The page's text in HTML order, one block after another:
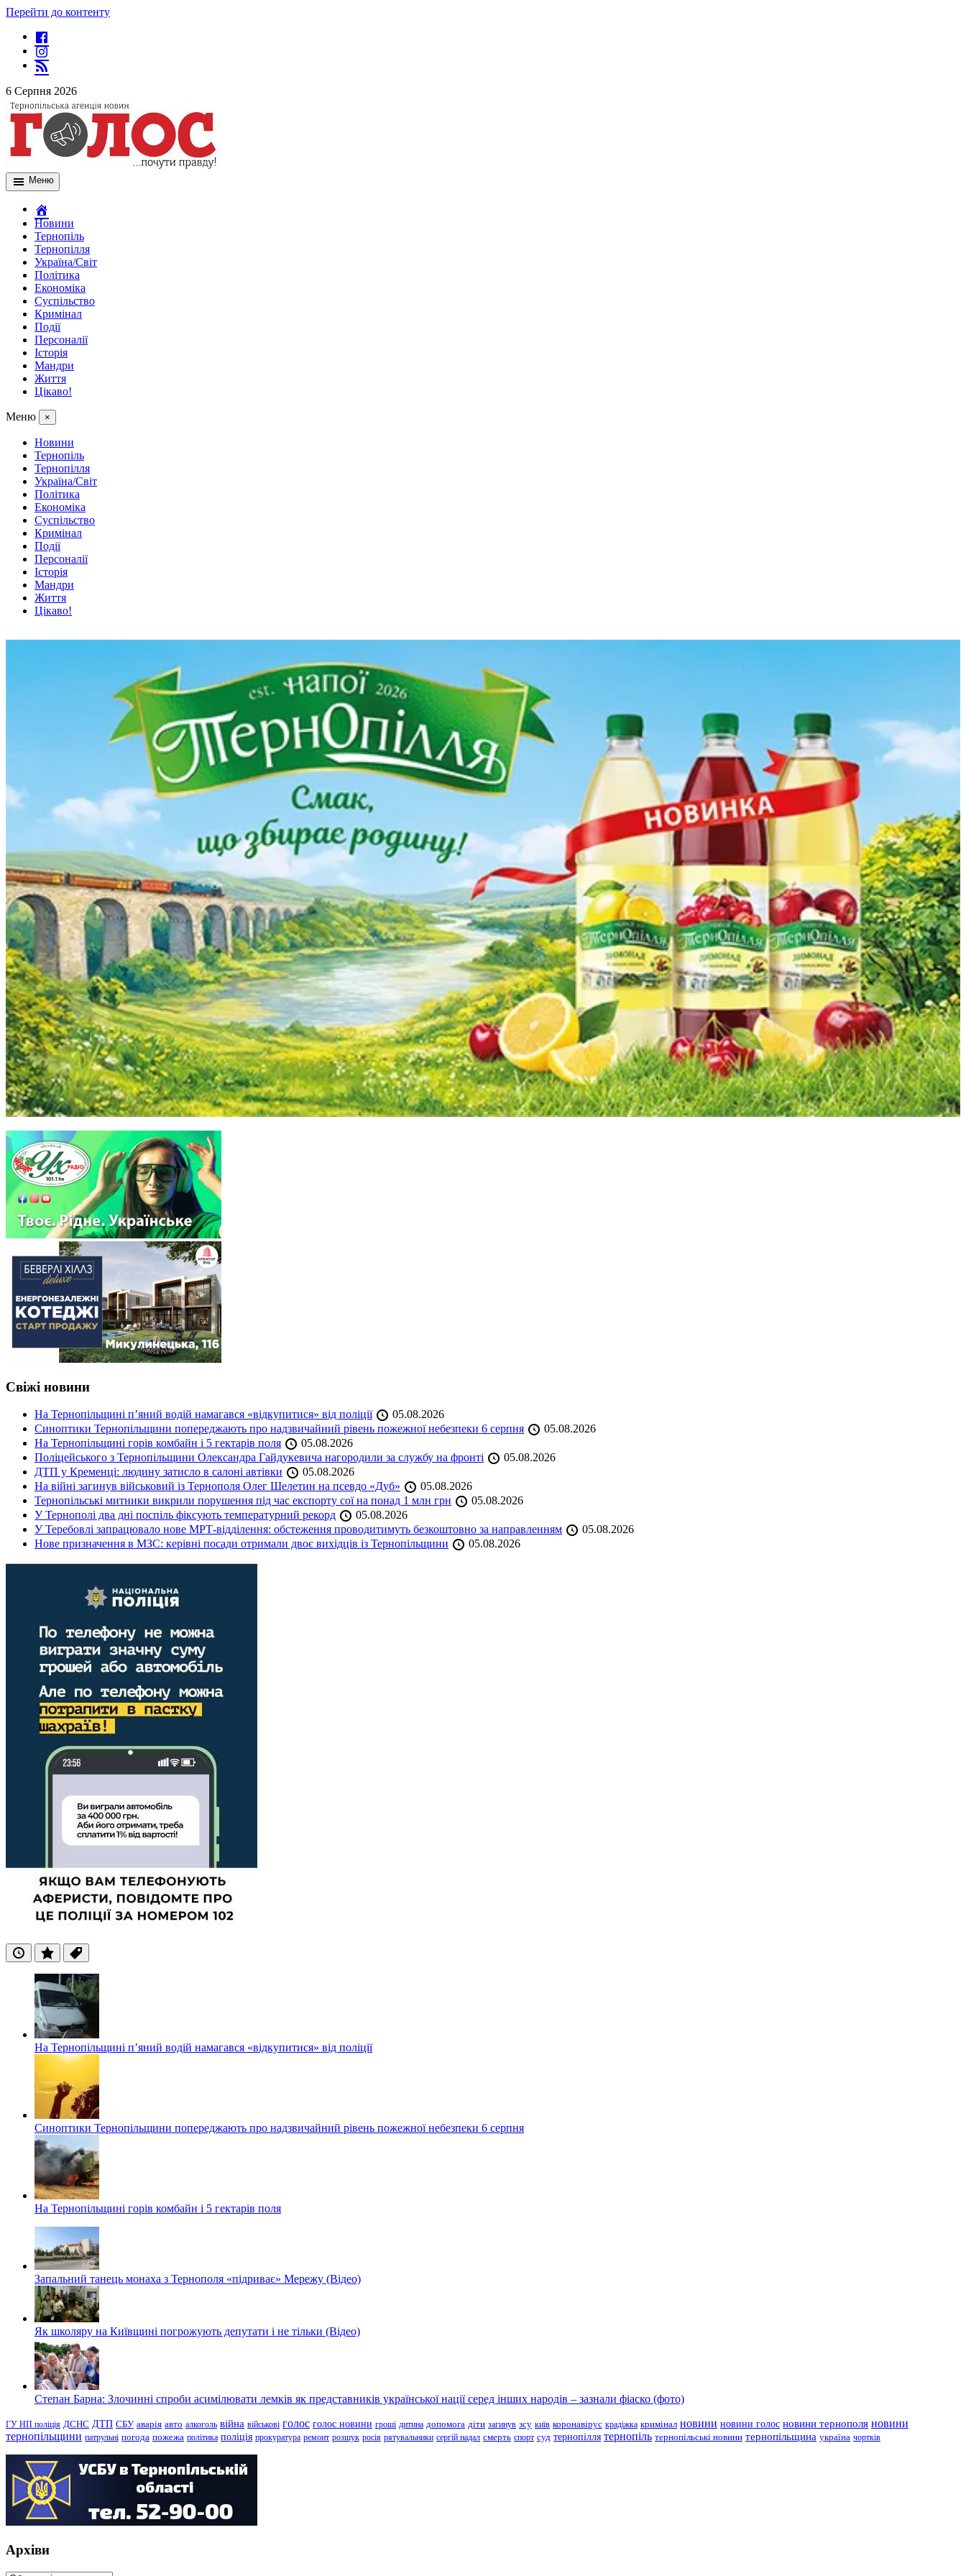
Перейти до контенту
6 Серпня 2026
Меню
Новини
Тернопіль
Тернопілля
Україна/Світ
Політика
Економіка
Суспільство
Кримінал
Події
Персоналії
Історія
Мандри
Життя
Цікаво!
Меню ×
Новини
Тернопіль
Тернопілля
Україна/Світ
Політика
Економіка
Суспільство
Кримінал
Події
Персоналії
Історія
Мандри
Життя
Цікаво!
Свіжі новини
На Тернопільщині п’яний водій намагався «відкупитися» від поліції
05.08.2026
Синоптики Тернопільщини попереджають про надзвичайний рівень пожежної небезпеки 6 серпня
05.08.2026
На Тернопільщині горів комбайн і 5 гектарів поля
05.08.2026
Поліцейського з Тернопільщини Олександра Гайдукевича нагородили за службу на фронті
05.08.2026
ДТП у Кременці: людину затисло в салоні автівки
05.08.2026
На війні загинув військовий із Тернополя Олег Шелетин на псевдо «Дуб»
05.08.2026
Тернопільські митники викрили порушення під час експорту сої на понад 1 млн грн
05.08.2026
У Тернополі два дні поспіль фіксують температурний рекорд
05.08.2026
У Теребовлі запрацювало нове МРТ-відділення: обстеження проводитимуть безкоштовно за направленням
05.08.2026
Нове призначення в МЗС: керівні посади отримали двоє вихідців із Тернопільщини
05.08.2026
ОстанніПопулярні
Теги
На Тернопільщині п’яний водій намагався «відкупитися» від поліції
Синоптики Тернопільщини попереджають про надзвичайний рівень пожежної небезпеки 6 серпня
На Тернопільщині горів комбайн і 5 гектарів поля
Запальний танець монаха з Тернополя «підриває» Мережу (Відео)
Як школяру на Київщині погрожують депутати і не тільки (Відео)
Степан Барна: Злочинні спроби асимілювати лемків як представників української нації серед інших народів – зазнали фіаско (фото)
ГУ НП поліція ДСНС ДТП СБУ аварія авто алкоголь війна військові голос голос новини гроші дитина допомога діти загинув зсу київ коронавірус крадіжка кримінал новини новини голос новини тернополя новини
тернопільщини патрульні погода пожежа політика поліція прокуратура ремонт розшук росія рятувальники сергій надал смерть спорт суд тернопілля тернопіль тернопільські новини тернопільщина україна чортків
Архіви